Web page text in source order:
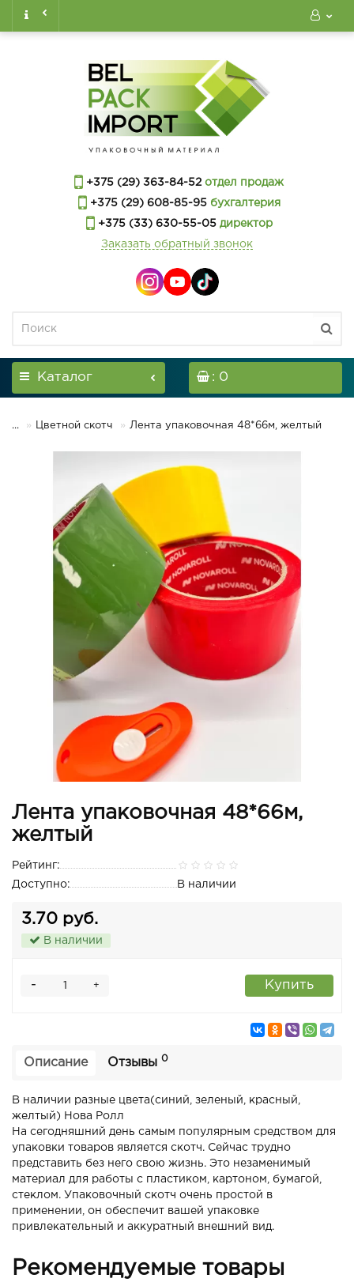
+375 (29) 363-84-52 отдел продаж
+375 (29) 608-85-95бухгалтерия
+375 (33) 630-55-05директор
Заказать обратный звонок
Каталог : 0
... Цветной скотч Лента упаковочная 48*66м, желтый
Лента упаковочная 48*66м,
желтый
Рейтинг:
Доступно:
В наличии
3.70 руб.
В наличии
+
- Купить
Описание Отзывы 0
В наличии разные цвета(синий, зеленый, красный,
желтый) Нова Ролл
На сегодняшний день самым популярным средством для
упаковки товаров является скотч. Сейчас трудно
представить без него свою жизнь. Это незаменимый
материал для работы с пластиком, картоном, бумагой,
стеклом. Упаковочный скотч очень простой в
применении, он обеспечит вашей упаковке
привлекательный и аккуратный внешний вид.
Рекомендуемые товары